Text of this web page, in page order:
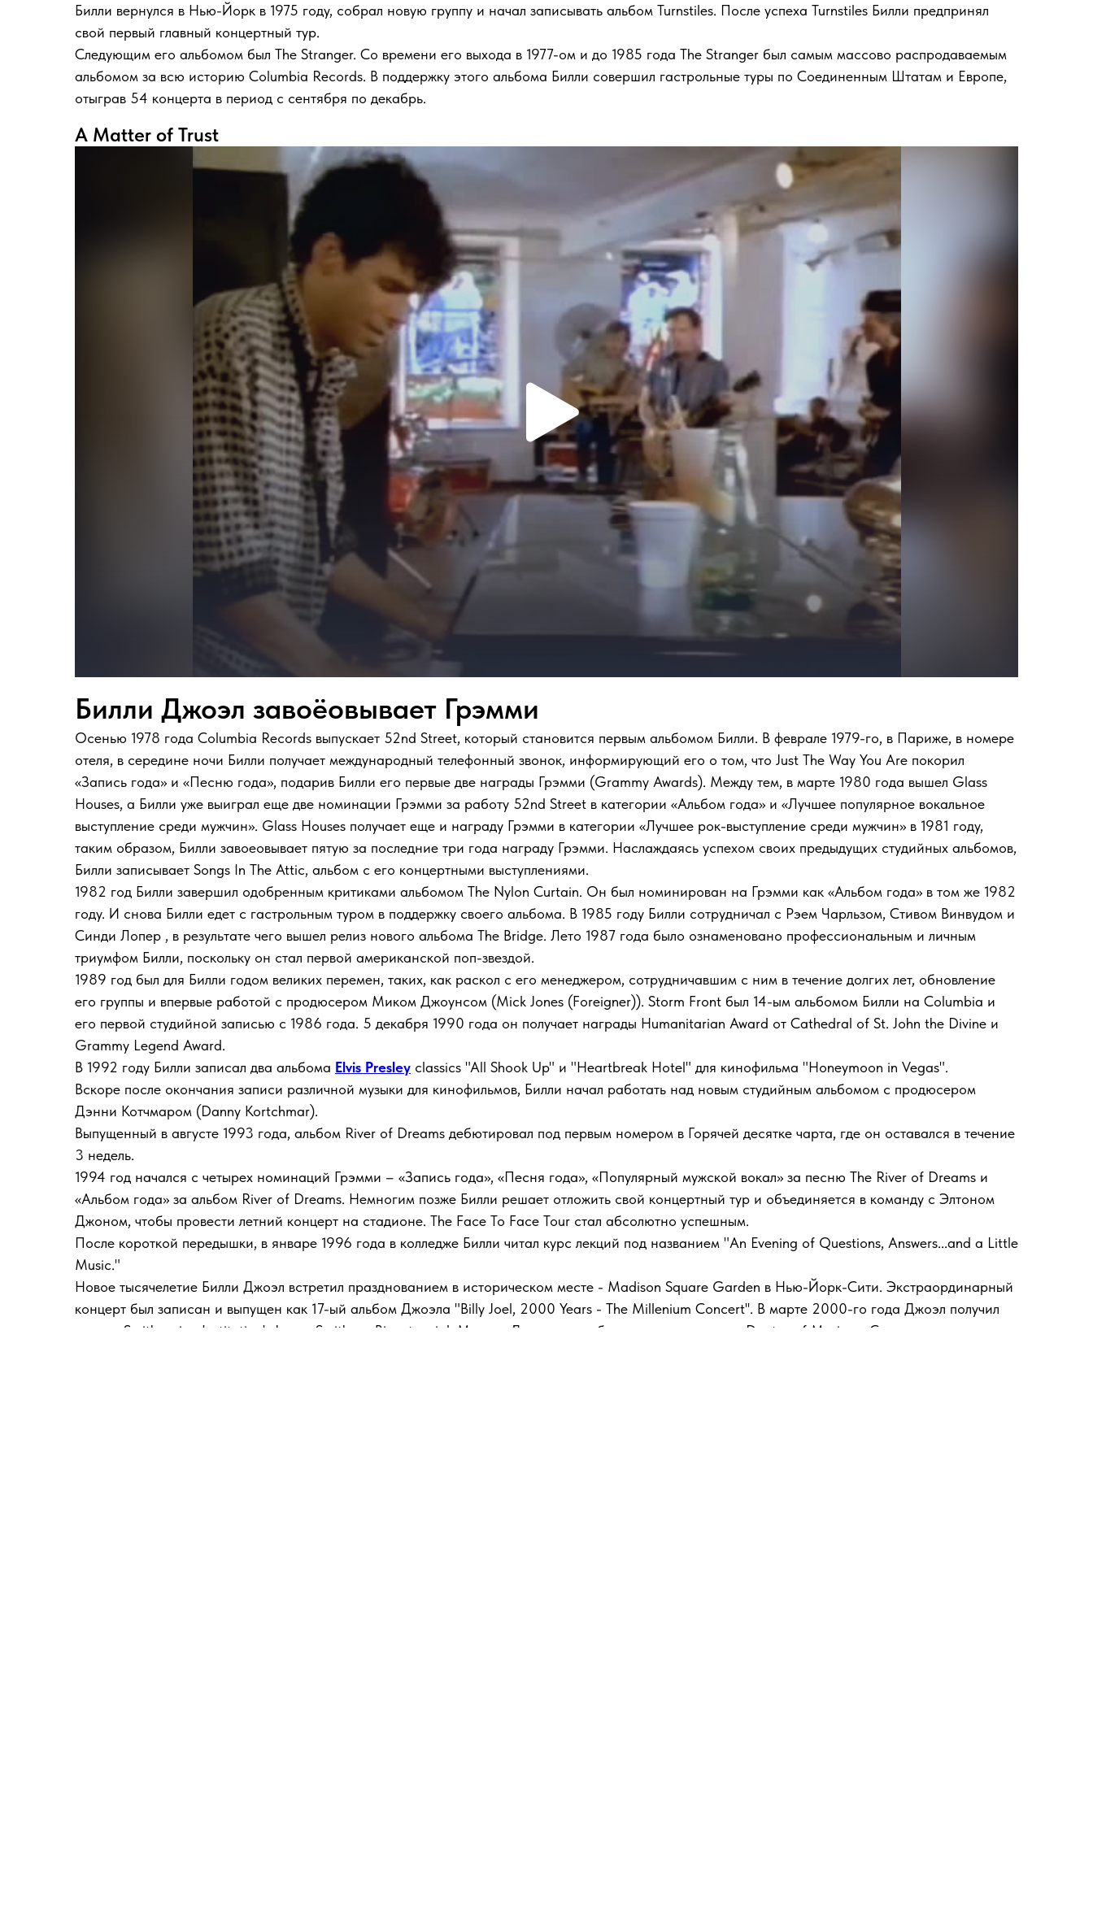
Билли вернулся в Нью-Йорк в 1975 году, собрал новую группу и начал записывать альбом Turnstiles. После успеха Turnstiles Билли предпринял
свой первый главный концертный тур.
Следующим его альбомом был The Stranger. Со времени его выхода в 1977-ом и до 1985 года The Stranger был самым массово распродаваемым
альбомом за всю историю Columbia Records. В поддержку этого альбома Билли совершил гастрольные туры по Соединенным Штатам и Европе,
отыграв 54 концерта в период с сентября по декабрь.
A Matter of Trust
Билли Джоэл завоёовывает Грэмми
Осенью 1978 года Columbia Records выпускает 52nd Street, который становится первым альбомом Билли. В феврале 1979-го, в Париже, в номере
отеля, в середине ночи Билли получает международный телефонный звонок, информирующий его о том, что Just The Way You Are покорил
«Запись года» и «Песню года», подарив Билли его первые две награды Грэмми (Grammy Awards). Между тем, в марте 1980 года вышел Glass
Houses, а Билли уже выиграл еще две номинации Грэмми за работу 52nd Street в категории «Альбом года» и «Лучшее популярное вокальное
выступление среди мужчин». Glass Houses получает еще и награду Грэмми в категории «Лучшее рок-выступление среди мужчин» в 1981 году,
таким образом, Билли завоеовывает пятую за последние три года награду Грэмми. Наслаждаясь успехом своих предыдущих студийных альбомов,
Билли записывает Songs In The Attic, альбом с его концертными выступлениями.
1982 год Билли завершил одобренным критиками альбомом The Nylon Curtain. Он был номинирован на Грэмми как «Альбом года» в том же 1982
году. И снова Билли едет с гастрольным туром в поддержку своего альбома. В 1985 году Билли сотрудничал с Рэем Чарльзом, Стивом Винвудом и
Синди Лопер , в результате чего вышел релиз нового альбома The Bridge. Лето 1987 года было ознаменовано профессиональным и личным
триумфом Билли, поскольку он стал первой американской поп-звездой.
1989 год был для Билли годом великих перемен, таких, как раскол с его менеджером, сотрудничавшим с ним в течение долгих лет, обновление
его группы и впервые работой с продюсером Миком Джоунсом (Mick Jones (Foreigner)). Storm Front был 14-ым альбомом Билли на Columbia и
его первой студийной записью с 1986 года. 5 декабря 1990 года он получает награды Humanitarian Award от Cathedral of St. John the Divine и
Grammy Legend Award.
В 1992 году Билли записал два альбома Elvis Presley classics "All Shook Up" и "Heartbreak Hotel" для кинофильма "Honeymoon in Vegas".
Вскоре после окончания записи различной музыки для кинофильмов, Билли начал работать над новым студийным альбомом с продюсером
Дэнни Котчмаром (Danny Kortchmar).
Выпущенный в августе 1993 года, альбом River of Dreams дебютировал под первым номером в Горячей десятке чарта, где он оставался в течение
3 недель.
1994 год начался с четырех номинаций Грэмми – «Запись года», «Песня года», «Популярный мужской вокал» за песню The River of Dreams и
«Альбом года» за альбом River of Dreams. Немногим позже Билли решает отложить свой концертный тур и объединяется в команду с Элтоном
Джоном, чтобы провести летний концерт на стадионе. The Face To Face Tour стал абсолютно успешным.
После короткой передышки, в январе 1996 года в колледже Билли читал курс лекций под названием "An Evening of Questions, Answers...and a Little
Music."
Новое тысячелетие Билли Джоэл встретил празднованием в историческом месте - Madison Square Garden в Нью-Йорк-Сити. Экстраординарный
концерт был записан и выпущен как 17-ый альбом Джоэла "Billy Joel, 2000 Years - The Millenium Concert''. В марте 2000-го года Джоэл получил
медаль Smithsonian Institution's James Smithson Bicentennial. Мистер Джоэл также был удостоен награды Doctor of Music от Саутгэмптонского